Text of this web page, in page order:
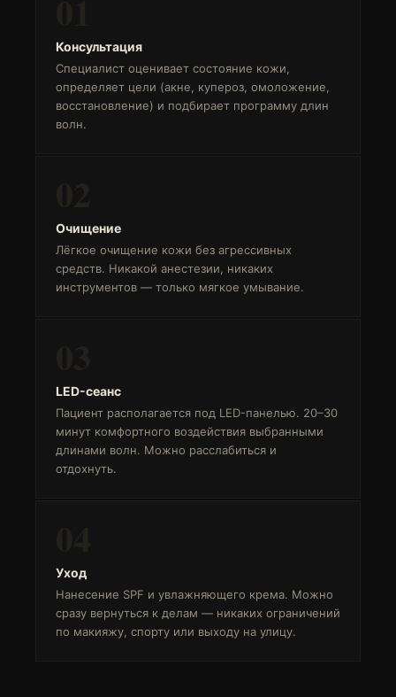
Консультация
Специалист оценивает состояние кожи,
определяет цели (акне, купероз, омоложение,
восстановление) и подбирает программу длин
волн.
Очищение
Лёгкое очищение кожи без агрессивных
средств. Никакой анестезии, никаких
инструментов — только мягкое умывание.
LED-сеанс
Пациент располагается под LED-панелью. 20–30
минут комфортного воздействия выбранными
длинами волн. Можно расслабиться и
отдохнуть.
Уход
Нанесение SPF и увлажняющего крема. Можно
сразу вернуться к делам — никаких ограничений
по макияжу, спорту или выходу на улицу.